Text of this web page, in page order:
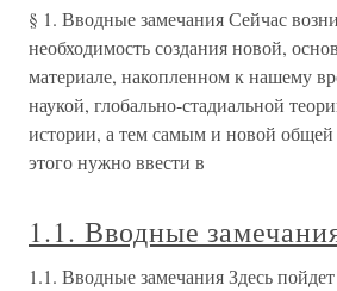
§ 1. Вводные замечания Сейчас
необходимость создания новой,
материале, накопленном к нашему
наукой, глобально-стадиальной
истории, а тем самым и новой
этого нужно ввести в
1.1. Вводные
1.1. Вводные замечания Здесь